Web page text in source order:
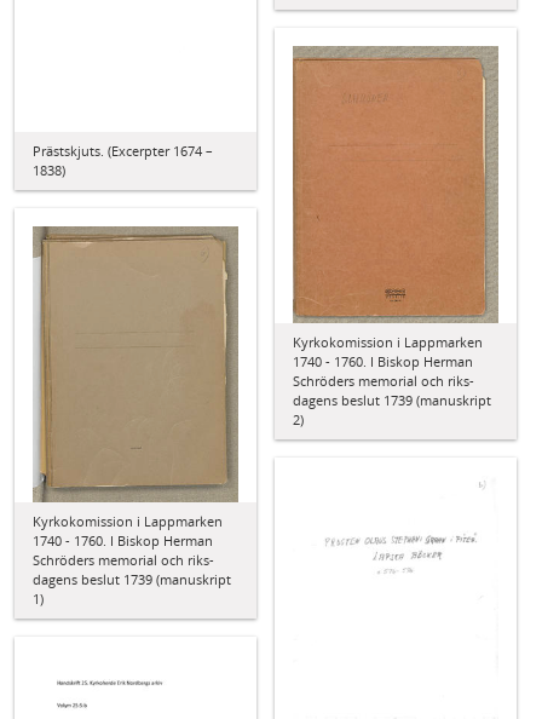
Prästskjuts. (Excerpter 1674 –
1838)
Kyrkokomission i Lappmarken
1740 - 1760. I Biskop Herman
Schröders memorial och riks-
dagens beslut 1739 (manuskript
2)
Kyrkokomission i Lappmarken
1740 - 1760. I Biskop Herman
Schröders memorial och riks-
dagens beslut 1739 (manuskript
1)